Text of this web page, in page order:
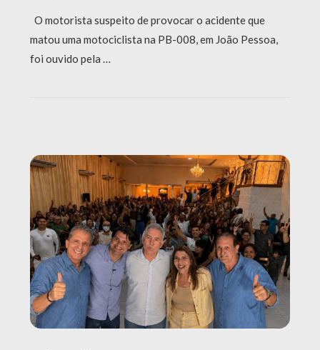
O motorista suspeito de provocar o acidente que
matou uma motociclista na PB-008, em João Pessoa,
foi ouvido pela …